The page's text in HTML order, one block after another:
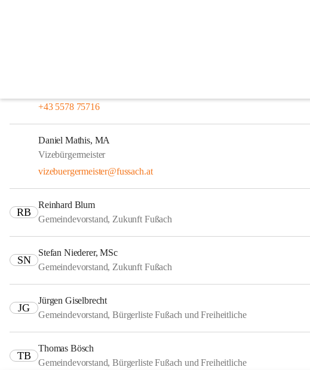
+43 5578 75716
Daniel Mathis, MA
Vizebürgermeister
vizebuergermeister@fussach.at
RB
Reinhard Blum
Gemeindevorstand, Zukunft Fußach
SN
Stefan Niederer, MSc
Gemeindevorstand, Zukunft Fußach
JG
Jürgen Giselbrecht
Gemeindevorstand, Bürgerliste Fußach und Freiheitliche
TB
Thomas Bösch
Gemeindevorstand, Bürgerliste Fußach und Freiheitliche